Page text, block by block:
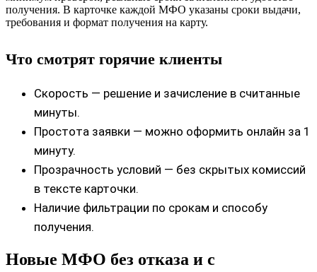
получения. В карточке каждой МФО указаны сроки выдачи,
требования и формат получения на карту.
Что смотрят горячие клиенты
Скорость — решение и зачисление в считанные
минуты.
Простота заявки — можно оформить онлайн за 1
минуту.
Прозрачность условий — без скрытых комиссий
в тексте карточки.
Наличие фильтрации по срокам и способу
получения.
Новые МФО без отказа и с